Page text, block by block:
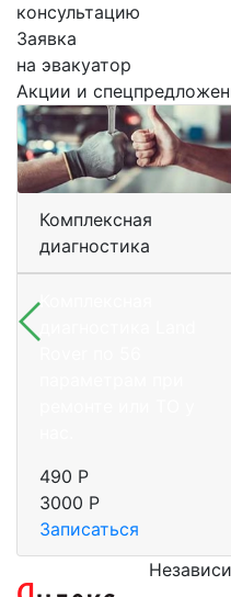
консультацию
Заявка
на эвакуатор
Акции и
Комплексная
диагностика
Комплексная
490 Р
3000 Р
Записаться